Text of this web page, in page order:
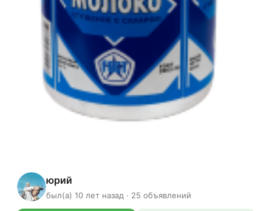
юрий
был(а) 10 лет назад · 25 объявлений